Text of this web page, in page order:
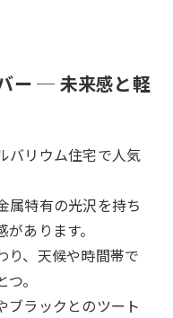
ー ─ 未来感と軽
バリウム住宅で人気
属特有の光沢を持ち
あります。
り、天候や時間帯で
。
ブラックとのツート